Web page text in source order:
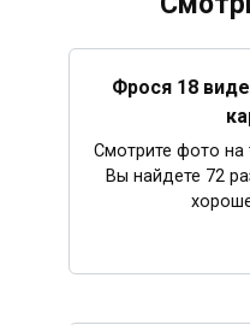
Фрося 18
Смотрите фото
Вы найдете 72